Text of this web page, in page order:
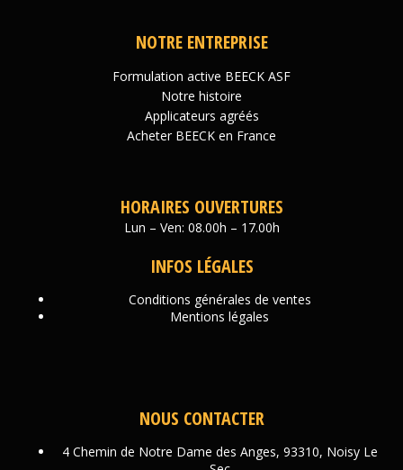
NOTRE ENTREPRISE
Formulation active BEECK ASF
Notre histoire
Applicateurs agréés
Acheter BEECK en France
HORAIRES OUVERTURES
Lun – Ven: 08.00h – 17.00h
INFOS LÉGALES
Conditions générales de ventes
Mentions légales
NOUS CONTACTER
4 Chemin de Notre Dame des Anges, 93310, Noisy Le